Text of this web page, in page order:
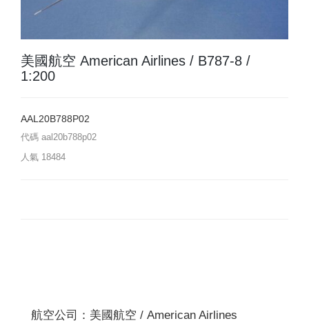
美國航空 American Airlines / B787-8 /
1:200
AAL20B788P02
代碼 aal20b788p02
人氣 18484
航空公司：美國航空 / American Airlines